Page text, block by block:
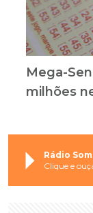
Mega-
milhões
Rádio
Clique e